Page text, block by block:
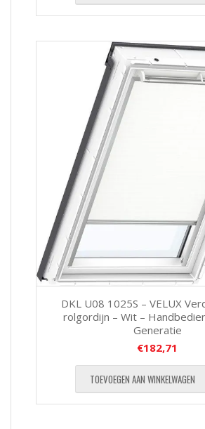
DKL U08 1025S – VELUX
rolgordijn – Wit –
Generatie
€182,71
TOEVOEGEN AAN WINKELWAGEN